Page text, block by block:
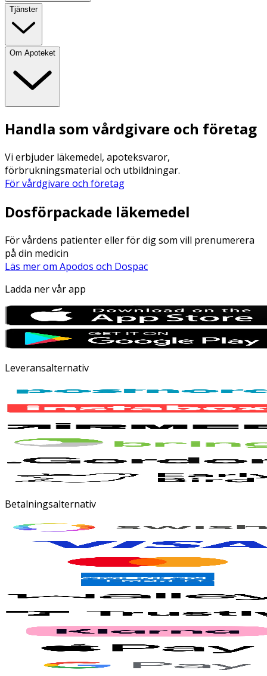
Tjänster
Om Apoteket
Handla som vårdgivare och företag
Vi erbjuder läkemedel, apoteksvaror,
förbrukningsmaterial och utbildningar.
För vårdgivare och företag
Dosförpackade läkemedel
För vårdens patienter eller för dig som vill prenumerera
på din medicin
Läs mer om Apodos och Dospac
Ladda ner vår app
Leveransalternativ
Betalningsalternativ